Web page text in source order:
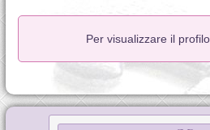
Per visualizzare il